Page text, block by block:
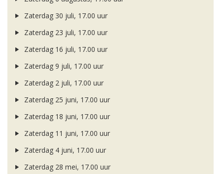
Zaterdag 30 juli, 17.00 uur
Zaterdag 23 juli, 17.00 uur
Zaterdag 16 juli, 17.00 uur
Zaterdag 9 juli, 17.00 uur
Zaterdag 2 juli, 17.00 uur
Zaterdag 25 juni, 17.00 uur
Zaterdag 18 juni, 17.00 uur
Zaterdag 11 juni, 17.00 uur
Zaterdag 4 juni, 17.00 uur
Zaterdag 28 mei, 17.00 uur